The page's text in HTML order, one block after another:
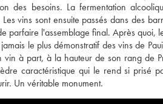
des besoins. La fermentation
vins sont ensuite passés dans des
parfaire l'assemblage final. Après quoi,
le plus démonstratif des vins de
à part, à la hauteur de son rang de
caractéristique qui le rend si prisé
Un véritable monument.